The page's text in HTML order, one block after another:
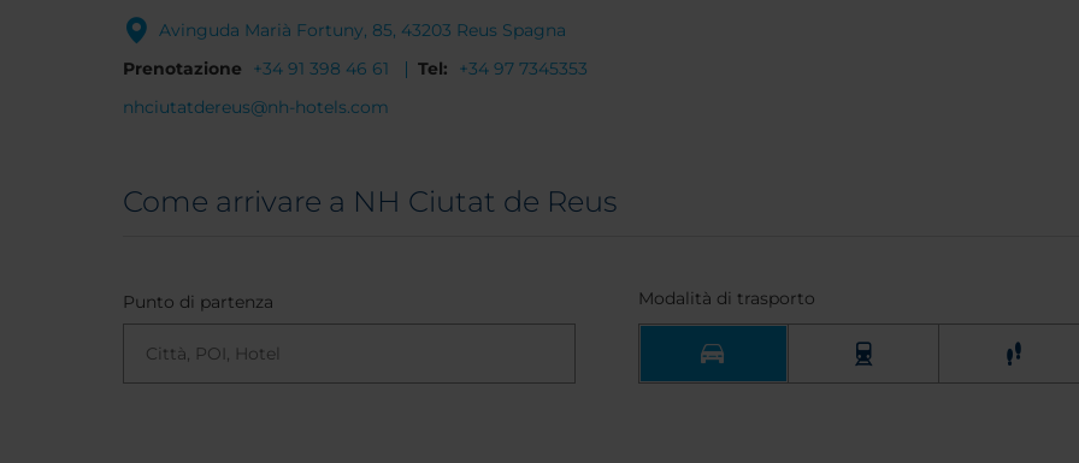
Avinguda Marià Fortuny, 85, 43203 Reus Spagna
Prenotazione
+34 91 398 46 61 Tel:
+34 97 7345353
nhciutatdereus@nh-hotels.com
Come arrivare a NH Ciutat de Reus
Punto di partenza Modalità di trasporto